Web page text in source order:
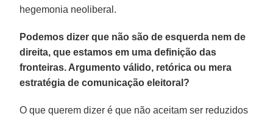
hegemonia neoliberal.
Podemos dizer que não são de esquerda nem de
direita, que estamos em uma definição das
fronteiras. Argumento válido, retórica ou mera
estratégia de comunicação eleitoral?
O que querem dizer é que não aceitam ser reduzidos